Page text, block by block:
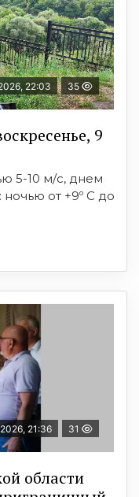
22:03 35
9
5-10 м/с, днем
от +9º C до
21:36 31
области